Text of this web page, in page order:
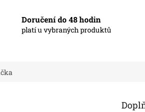
Doručení do 48 hodin
platí u vybraných produktů